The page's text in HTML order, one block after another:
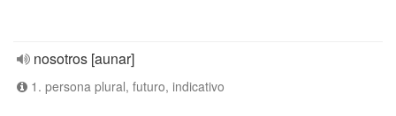
nosotros [aunar]
1. persona plural, futuro, indicativo